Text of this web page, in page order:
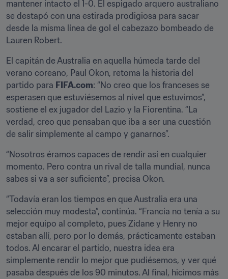
mantener intacto el 1-0. El espigado arquero australiano
se destapó con una estirada prodigiosa para sacar
desde la misma línea de gol el cabezazo bombeado de
Lauren Robert.
El capitán de Australia en aquella húmeda tarde del
verano coreano, Paul Okon, retoma la historia del
partido para FIFA.com: “No creo que los franceses se
esperasen que estuviésemos al nivel que estuvimos”,
sostiene el ex jugador del Lazio y la Fiorentina. “La
verdad, creo que pensaban que iba a ser una cuestión
de salir simplemente al campo y ganarnos”.
“Nosotros éramos capaces de rendir así en cualquier
momento. Pero contra un rival de talla mundial, nunca
sabes si va a ser suficiente”, precisa Okon.
“Todavía eran los tiempos en que Australia era una
selección muy modesta”, continúa. “Francia no tenía a su
mejor equipo al completo, pues Zidane y Henry no
estaban allí, pero por lo demás, prácticamente estaban
todos. Al encarar el partido, nuestra idea era
simplemente rendir lo mejor que pudiésemos, y ver qué
pasaba después de los 90 minutos. Al final, hicimos más